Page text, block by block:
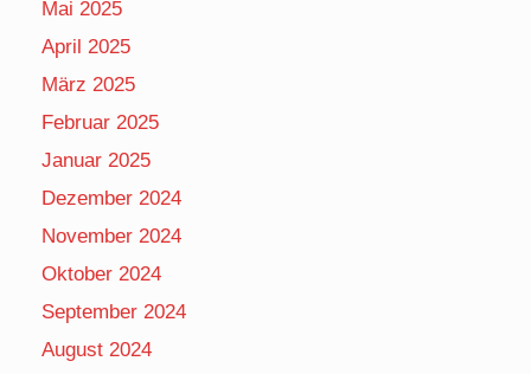
Mai 2025
April 2025
März 2025
Februar 2025
Januar 2025
Dezember 2024
November 2024
Oktober 2024
September 2024
August 2024